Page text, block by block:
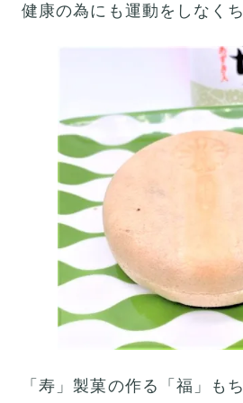
健康の為にも運動をしなくち
「寿」製菓の作る「福」もち